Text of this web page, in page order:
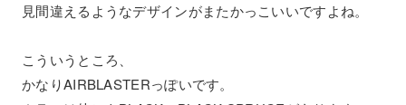
見間違えるようなデザインがまたかっこいいですよね。
こういうところ、
かなりAIRBLASTERっぽいです。